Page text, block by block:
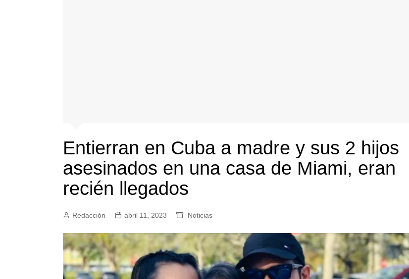
Entierran en Cuba a madre y sus 2 hijos
asesinados en una casa de Miami, eran
recién llegados
Redacción abril 11, 2023 Noticias